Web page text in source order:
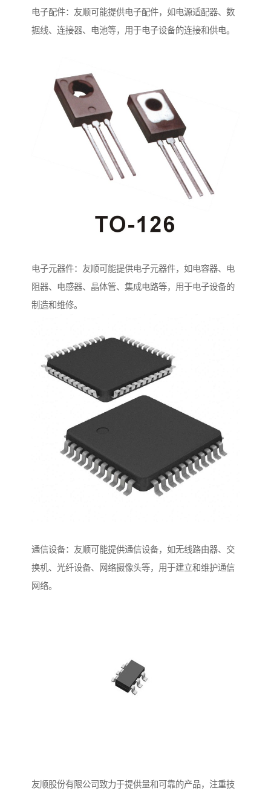
电子配件：友顺可能提供电子配件，如电源适配器、数
据线、连接器、电池等，用于电子设备的连接和供电。
电子元器件：友顺可能提供电子元器件，如电容器、电
阻器、电感器、晶体管、集成电路等，用于电子设备的
制造和维修。
通信设备：友顺可能提供通信设备，如无线路由器、交
换机、光纤设备、网络摄像头等，用于建立和维护通信
网络。
友顺股份有限公司致力于提供量和可靠的产品，注重技